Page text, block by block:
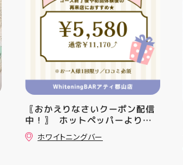
し、グリップ力を向上させまし
た！ ☆市場トレンドの反発性と
クッション性を表したデザイン
と優れた通気性を兼ね備えた
「エンジニアードウーブンアッ
パー」を搭載しました！ ・ 長
距離をカジュアルに走りたい方
や仕事履き、夏のお出かけで長
距離歩く方向けのクッションシ
ューズになっています 人気ラン
ニングシューズの最新作になり
ます！ ・ 気になる方は是非、
〖おかえりなさいクーポン配信
中！〗 ⁡ ホットペッパーより通
常￥11,170······▸ ￥5️⃣,5️⃣8️⃣0️⃣
のお得なクーポン配信中です★ ⁡
ホワイトニングバー